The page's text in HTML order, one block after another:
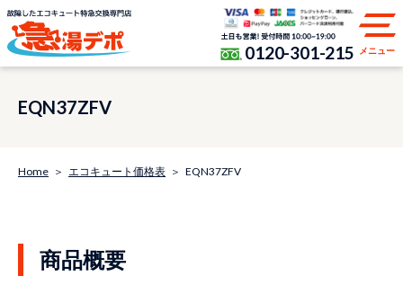
0120-301-215 メニュー
EQN37ZFV
Home エコキュート価格表 EQN37ZFV
商品概要